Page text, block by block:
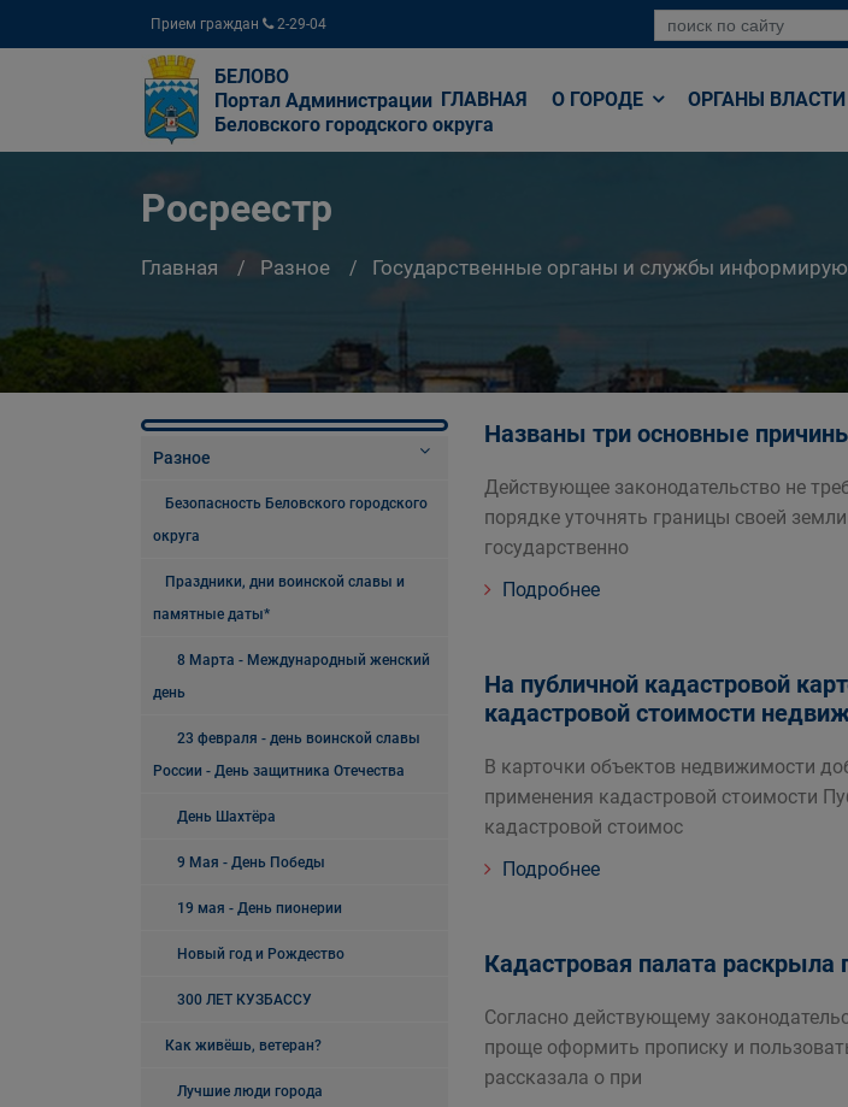
Прием граждан 2-29-04
БЕЛОВО
Портал Администрации
Беловского городского округа
ГЛАВНАЯ О ГОРОДЕ ОРГАНЫ ВЛАСТИ
Росреестр
Главная Разное Государственные органы и службы
Разное
Безопасность Беловского городского
округа
Праздники, дни воинской славы и
памятные даты*
8 Марта - Международный женский
день
23 февраля - день воинской славы
России - День защитника Отечества
День Шахтёра
9 Мая - День Победы
19 мая - День пионерии
Новый год и Рождество
300 ЛЕТ КУЗБАССУ
Как живёшь, ветеран?
Лучшие люди города
Названы три основные
Действующее законодательство не
порядке уточнять границы своей
государственно
Подробнее
На публичной кадастровой
кадастровой стоимости
В карточки объектов недвижимости
применения кадастровой стоимости
кадастровой стоимос
Подробнее
Кадастровая палата
Согласно действующему
проще оформить прописку и
рассказала о при